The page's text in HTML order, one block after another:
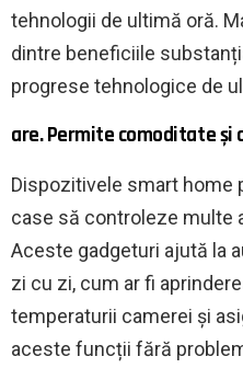
tehnologii de ultimă oră.
dintre beneficiile
progrese tehnologice de
are. Permite comoditate și
Dispozitivele smart home
case să controleze multe
Aceste gadgeturi ajută la
zi cu zi, cum ar fi
temperaturii camerei și
aceste funcții fără